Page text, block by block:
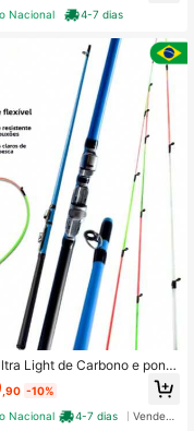
Nacional
4-7 dias
Light de Carbono e ponta
- 2 Partes com 1,65
,90 -10%
Nacional
4-7 dias